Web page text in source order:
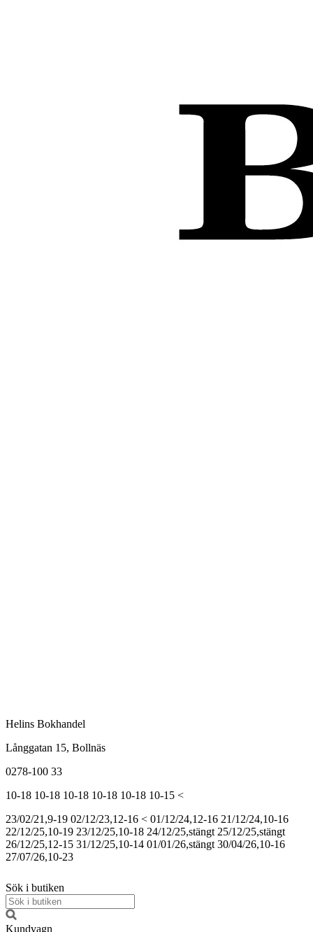
Helins Bokhandel
Långgatan 15, Bollnäs
0278-100 33
10-18 10-18 10-18 10-18 10-18 10-15 <
23/02/21,9-19 02/12/23,12-16 < 01/12/24,12-16 21/12/24,10-16
22/12/25,10-19 23/12/25,10-18 24/12/25,stängt 25/12/25,stängt
26/12/25,12-15 31/12/25,10-14 01/01/26,stängt 30/04/26,10-16
27/07/26,10-23
Sök i butiken
Kundvagn